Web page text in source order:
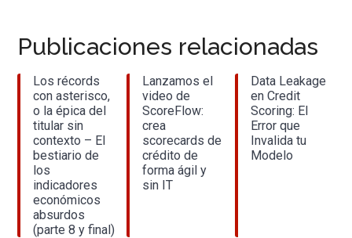
Publicaciones relacionadas
Los récords
con asterisco,
o la épica del
titular sin
contexto – El
bestiario de
los
indicadores
económicos
absurdos
(parte 8 y final)
Lanzamos el
video de
ScoreFlow:
crea
scorecards de
crédito de
forma ágil y
sin IT
Data Leakage
en Credit
Scoring: El
Error que
Invalida tu
Modelo